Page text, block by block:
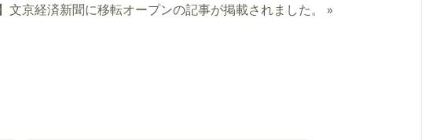
文京経済新聞に移転オープンの記事が掲載されました。 »